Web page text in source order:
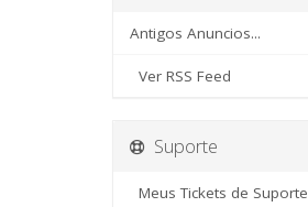
Antigos Anuncios...
Ver RSS Feed
Suporte
Meus Tickets de Suporte